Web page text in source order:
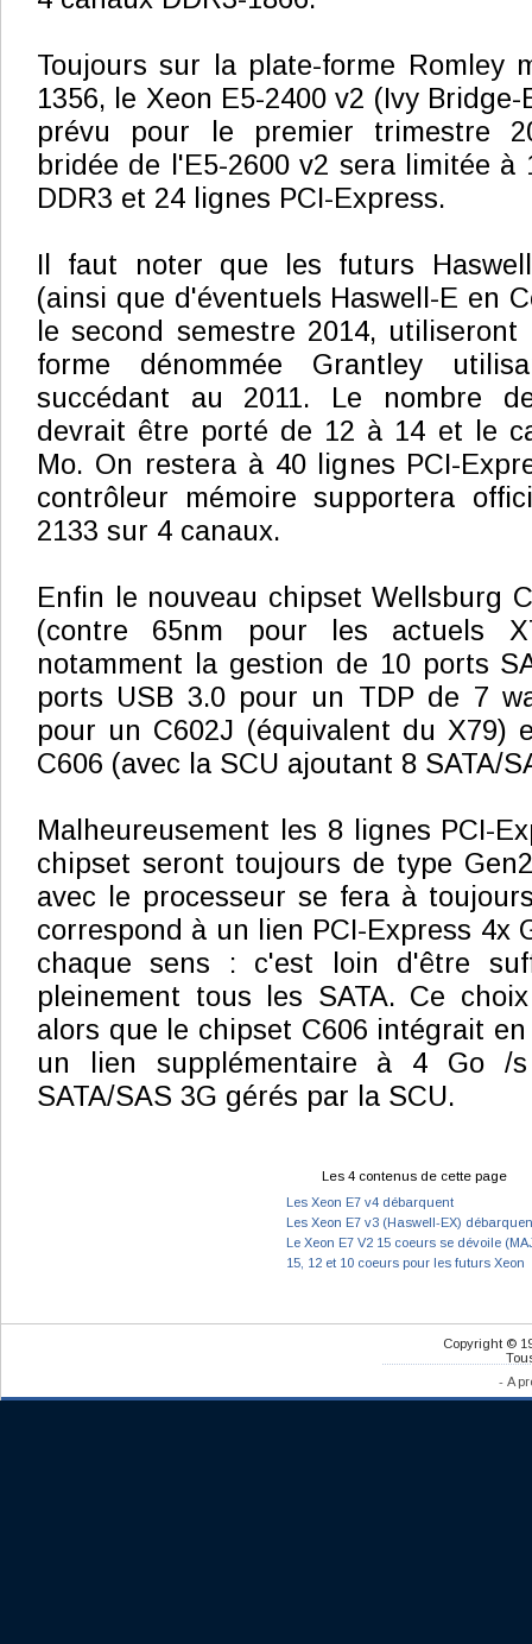
Toujours sur la plate-forme Romley
1356, le Xeon E5-2400 v2 (Ivy
prévu pour le premier trimestre
bridée de l'E5-2600 v2 sera limitée
DDR3 et 24 lignes PCI-Express.
Il faut noter que les futurs
(ainsi que d'éventuels Haswell-E en
le second semestre 2014,
forme dénommée Grantley
succédant au 2011. Le nombre
devrait être porté de 12 à 14 et le
Mo. On restera à 40 lignes PCI-
contrôleur mémoire supportera
2133 sur 4 canaux.
Enfin le nouveau chipset Wellsburg
(contre 65nm pour les actuels
notamment la gestion de 10 ports
ports USB 3.0 pour un TDP de 7
pour un C602J (équivalent du X79)
C606 (avec la SCU ajoutant 8 SATA/
Malheureusement les 8 lignes PCI-
chipset seront toujours de type
avec le processeur se fera à
correspond à un lien PCI-Express 4x
chaque sens : c'est loin d'être
pleinement tous les SATA. Ce
alors que le chipset C606 intégrait
un lien supplémentaire à 4 Go /
SATA/SAS 3G gérés par la SCU.
Les 4 contenus de cette page
Les Xeon E7 v4 débarquent
Les Xeon E7 v3 (Haswell-EX)
Le Xeon E7 V2 15 coeurs se dévoile
15, 12 et 10 coeurs pour les futurs Xeon
Copyright ©
- A